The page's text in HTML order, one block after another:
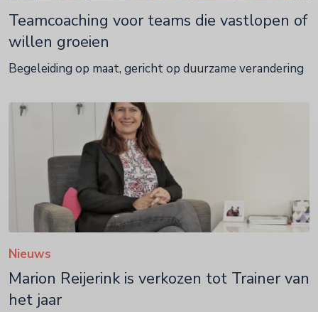
Teamcoaching voor teams die vastlopen of
willen groeien
Begeleiding op maat, gericht op duurzame verandering
Nieuws
Marion Reijerink is verkozen tot Trainer van
het jaar